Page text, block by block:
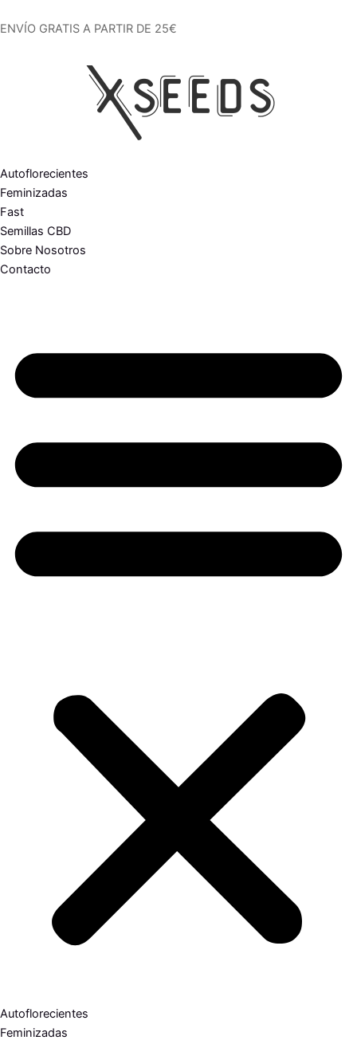
al
ENVÍO GRATIS A PARTIR DE 25€
Autoflorecientes
Feminizadas
Fast
Semillas CBD
Sobre Nosotros
Contacto
Autoflorecientes
Feminizadas